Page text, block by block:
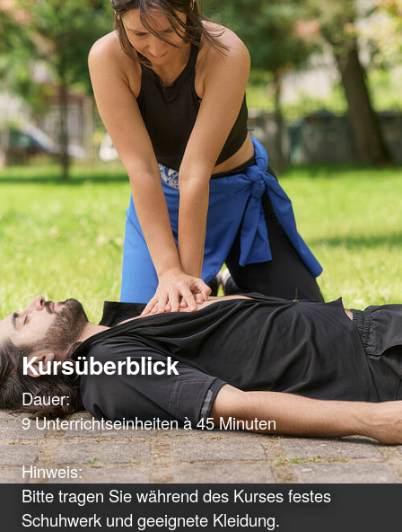
Kursüberblick
Dauer:
9 Unterrichtseinheiten à 45 Minuten
Hinweis:
Bitte tragen Sie während des Kurses festes
Schuhwerk und geeignete Kleidung.